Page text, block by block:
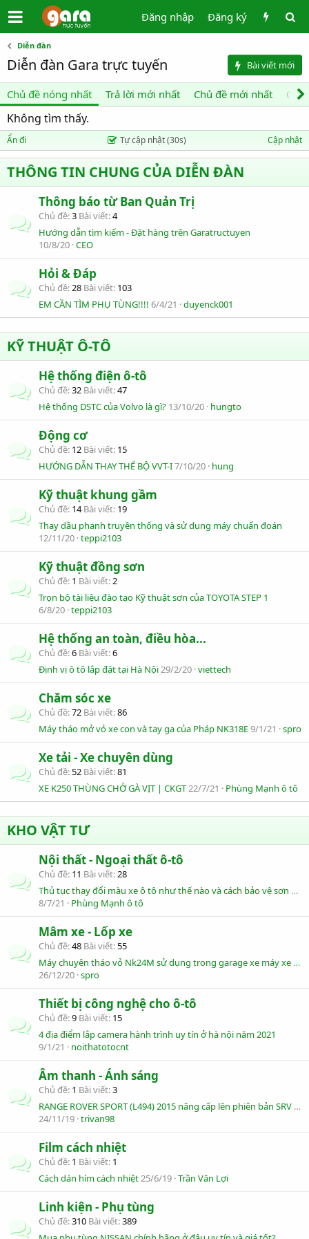
Đăng nhập Đăng ký
Diễn đàn
Diễn đàn Gara trực tuyến Bài viết mới
Chủ đề nóng nhất Trả lời mới nhất Chủ đề mới nhất Chủ
Không tìm thấy.
Tự cập nhật (30s)
Ẩn đi Cập nhật
THÔNG TIN CHUNG CỦA DIỄN ĐÀN
Thông báo từ Ban Quản Trị
Chủ đề 3 Bài viết 4
Hướng dẫn tìm kiếm - Đặt hàng trên Garatructuyen
10/8/20 CEO
Hỏi & Đáp
Chủ đề 28 Bài viết 103
EM CẦN TÌM PHỤ TÙNG!!!! 6/4/21 duyenck001
KỸ THUẬT Ô-TÔ
Hệ thống điện ô-tô
Chủ đề 32 Bài viết 47
Hệ thống DSTC của Volvo là gì? 13/10/20 hungto
Động cơ
Chủ đề 12 Bài viết 15
HƯỚNG DẪN THAY THẾ BỘ VVT-I7/10/20 hung
Kỹ thuật khung gầm
Chủ đề 14 Bài viết 19
Thay dầu phanh truyền thống và sử dụng máy chuẩn đoán
12/11/20 teppi2103
Kỹ thuật đồng sơn
Chủ đề 1 Bài viết 2
Trọn bộ tài liệu đào tạo Kỹ thuật sơn của TOYOTA STEP 1
6/8/20 teppi2103
Hệ thống an toàn, điều hòa...
Chủ đề 6 Bài viết 6
Định vị ô tô lắp đặt tại Hà Nội29/2/20 viettech
Chăm sóc xe
Chủ đề 72 Bài viết 86
Máy tháo mở vỏ xe con và tay ga của Pháp NK318E9/1/21 spro
Xe tải - Xe chuyên dùng
Chủ đề 52 Bài viết 81
XE K250 THÙNG CHỞ GÀ VỊT | CKGT22/7/21 Phùng Mạnh ô tô
KHO VẬT TƯ
Nội thất - Ngoại thất ô-tô
Chủ đề 11 Bài viết 28
Thủ tục thay đổi màu xe ô tô như thế nào và cách bảo vệ sơn xe ô tô
8/7/21
Phùng Mạnh ô tô
Mâm xe - Lốp xe
Chủ đề 48 Bài viết 55
Máy chuyên tháo vỏ Nk24M sử dụng trong garage xe máy xe ô tô
26/12/20 spro
Thiết bị công nghệ cho ô-tô
Chủ đề 9 Bài viết 15
4 địa điểm lắp camera hành trình uy tín ở hà nội năm 2021
9/1/21
noithatotocnt
Âm thanh - Ánh sáng
Chủ đề 1 Bài viết 3
RANGE ROVER SPORT (L494) 2015 nâng cấp lên phiên bản SRV 2018 (đèn pha Matrix Led)
24/11/19 trivan98
Film cách nhiệt
Chủ đề 1 Bài viết 1
Cách dán hím cách nhiệt25/6/19 Trần Văn Lợi
Linh kiện - Phụ tùng
Chủ đề 310 Bài viết 389